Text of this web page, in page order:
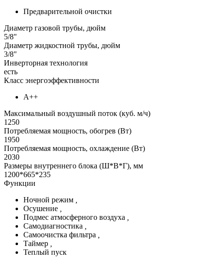
Предварительной очистки
Диаметр газовой трубы, дюйм
5/8"
Диаметр жидкостной трубы, дюйм
3/8"
Инверторная технология
есть
Класс энергоэффективности
А++
Максимальный воздушный поток (куб. м/ч)
1250
Потребляемая мощность, обогрев (Вт)
1950
Потребляемая мощность, охлаждение (Вт)
2030
Размеры внутреннего блока (Ш*В*Г), мм
1200*665*235
Функции
Ночной режим
Осушение
Подмес атмосферного воздуха
Самодиагностика
Самоочистка фильтра
Таймер
Теплый пуск